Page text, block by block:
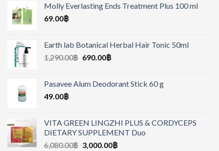
Molly Everlasting Ends Treatment Plus 100 ml
69.00฿
Earth lab Botanical Herbal Hair Tonic 50ml
1,290.00฿ 690.00฿
Pasavee Alum Deodorant Stick 60 g
49.00฿
VITA GREEN LINGZHI PLUS & CORDYCEPS
DIETARY SUPPLEMENT Duo
6,080.00฿ 3,000.00฿